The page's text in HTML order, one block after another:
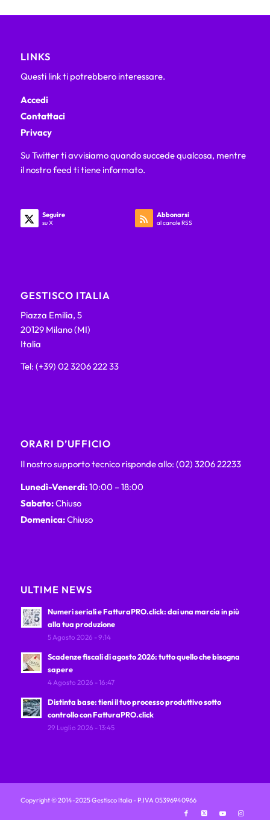
LINKS
Questi link ti potrebbero interessare.
Accedi
Contattaci
Privacy
Su Twitter ti avvisiamo quando succede qualcosa, mentre
il nostro feed ti tiene informato.
Seguire
su X
Abbonarsi
al canale RSS
GESTISCO ITALIA
Piazza Emilia, 5
20129 Milano (MI)
Italia
Tel: (+39) 02 3206 222 33
ORARI D’UFFICIO
Il nostro supporto tecnico risponde allo: (02) 3206 22233
Lunedì-Venerdì:10:00 – 18:00
Sabato:Chiuso
Domenica:Chiuso
ULTIME NEWS
Numeri seriali e FatturaPRO.click: dai una marcia in più
alla tua produzione
5 Agosto 2026 - 9:14
Scadenze fiscali di agosto 2026: tutto quello che bisogna
sapere
4 Agosto 2026 - 16:47
Distinta base: tieni il tuo processo produttivo sotto
controllo con FatturaPRO.click
29 Luglio 2026 - 13:45
Copyright © 2014-2025 Gestisco Italia - P.IVA 05396940966